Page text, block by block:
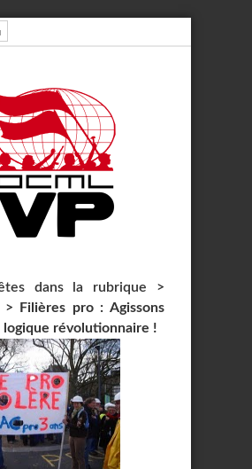
dans la rubrique >
>
Filières pro : Agissons
logique révolutionnaire !